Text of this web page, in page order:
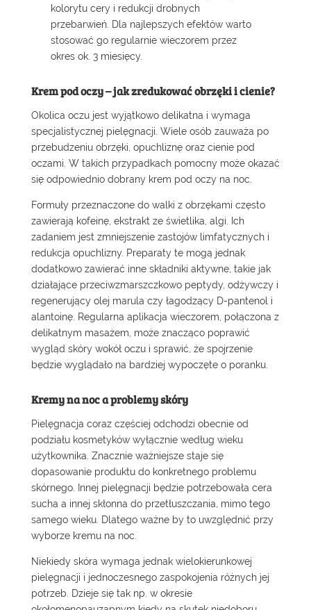
kolorytu cery i redukcji drobnych
przebarwień. Dla najlepszych efektów warto
stosować go regularnie wieczorem przez
okres ok. 3 miesięcy.
Krem pod oczy – jak zredukować obrzęki i cienie?
Okolica oczu jest wyjątkowo delikatna i wymaga
specjalistycznej pielęgnacji. Wiele osób zauważa po
przebudzeniu obrzęki, opuchliznę oraz cienie pod
oczami. W takich przypadkach pomocny może okazać
się odpowiednio dobrany krem pod oczyna noc.
Formuły przeznaczone do walki z obrzękami często
zawierają kofeinę, ekstrakt ze świetlika, algi. Ich
zadaniem jest zmniejszenie zastojów limfatycznych i
redukcja opuchlizny. Preparaty te mogą jednak
dodatkowo zawierać inne składniki aktywne, takie jak
działające przeciwzmarszczkowo peptydy, odżywczy i
regenerujący olej marula czy łagodzący D-pantenol i
alantoinę. Regularna aplikacja wieczorem, połączona z
delikatnym masażem, może znacząco poprawić
wygląd skóry wokół oczu i sprawić, że spojrzenie
będzie wyglądało na bardziej wypoczęte o poranku.
Kremy na noc a problemy skóry
Pielęgnacja coraz częściej odchodzi obecnie od
podziału kosmetyków wyłącznie według wieku
użytkownika. Znacznie ważniejsze staje się
dopasowanie produktu do konkretnego problemu
skórnego. Innej pielęgnacji będzie potrzebowała cera
sucha a innej skłonna do przetłuszczania, mimo tego
samego wieku. Dlatego ważne by to uwzględnić przy
wyborze kremu na noc.
Niekiedy skóra wymaga jednak wielokierunkowej
pielęgnacji i jednoczesnego zaspokojenia różnych jej
potrzeb. Dzieje się tak np. w okresie